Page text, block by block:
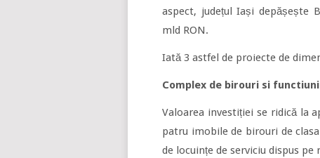
aspect, județul Iași depășește
mld RON.
Iată 3 astfel de proiecte de
Complex de birouri si functiuni
Valoarea investiției se ridică la
patru imobile de birouri de
de locuințe de serviciu dispus